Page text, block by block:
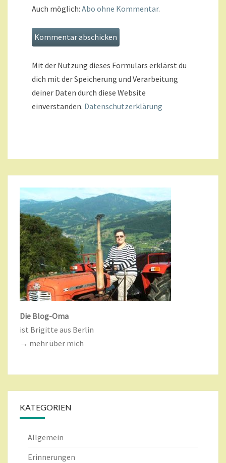
Auch möglich: Abo ohne Kommentar.
Mit der Nutzung dieses Formulars erklärst du
dich mit der Speicherung und Verarbeitung
deiner Daten durch diese Website
einverstanden. Datenschutzerklärung
Die Blog-Oma
ist Brigitte aus Berlin
→ mehr über mich
KATEGORIEN
Allgemein
Erinnerungen